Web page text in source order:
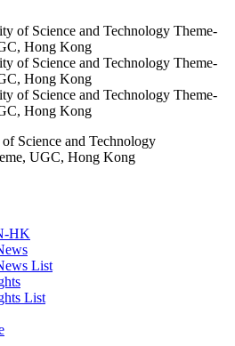
Science and Technology
UGC, Hong Kong
HK
List
List